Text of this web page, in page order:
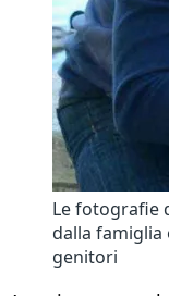
Le fotografie
dalla famiglia
genitori